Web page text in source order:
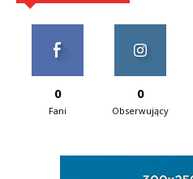
0
Fani
0
Obserwujący